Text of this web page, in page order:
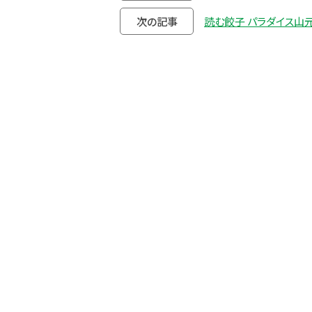
次の記事 読む餃子 パラダイス山